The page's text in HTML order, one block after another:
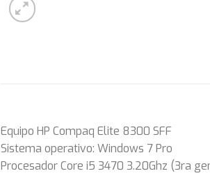
Equipo HP Compaq Elite 8300 SFF
Sistema operativo: Windows 7 Pro
Procesador Core i5 3470 3.20Ghz (3ra